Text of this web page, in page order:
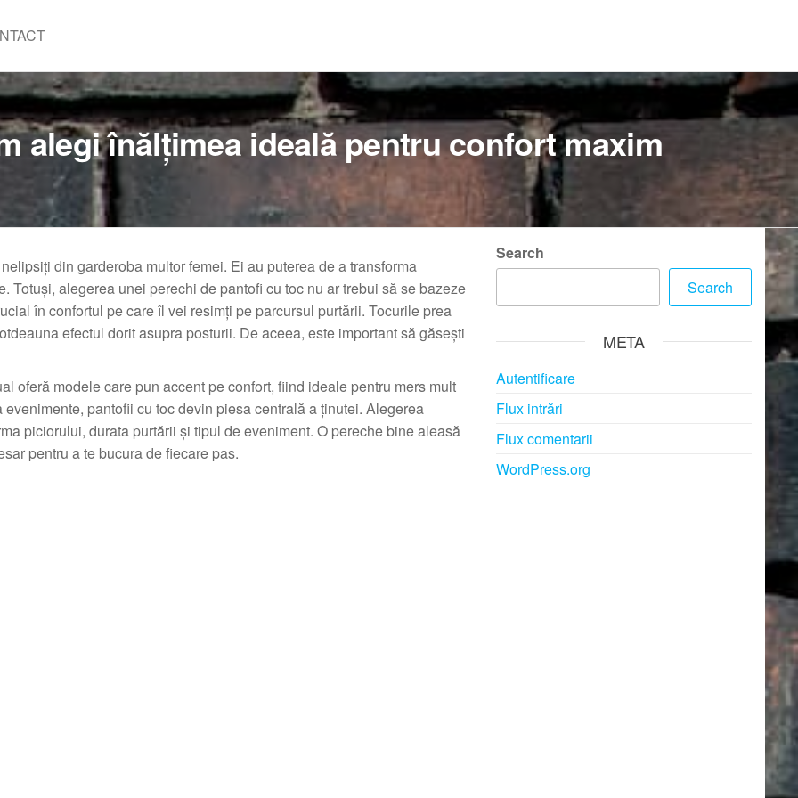
alegi înălțimea ideală pentru confort maxim
din garderoba multor femei. Ei au puterea de a transforma
Totuși, alegerea unei perechi de pantofi cu toc nu ar trebui să se bazeze
în confortul pe care îl vei resimți pe parcursul purtării. Tocurile prea
efectul dorit asupra posturii. De aceea, este important să găsești
oferă modele care pun accent pe confort, fiind ideale pentru mers mult
pantofii cu toc devin piesa centrală a ținutei. Alegerea
piciorului, durata purtării și tipul de eveniment. O pereche bine aleasă
pentru a te bucura de fiecare pas.
Search
Search
META
Autentificare
Flux intrări
Flux comentarii
WordPress.org